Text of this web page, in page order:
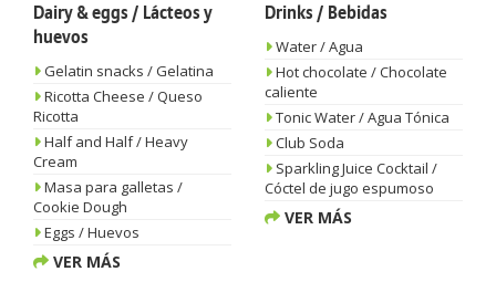
Dairy & eggs / Lácteos y
huevos
Gelatin snacks / Gelatina
Ricotta Cheese / Queso
Ricotta
Half and Half / Heavy
Cream
Masa para galletas /
Cookie Dough
Eggs / Huevos
VER MÁS
Drinks / Bebidas
Water / Agua
Hot chocolate / Chocolate
caliente
Tonic Water / Agua Tónica
Club Soda
Sparkling Juice Cocktail /
Cóctel de jugo espumoso
VER MÁS